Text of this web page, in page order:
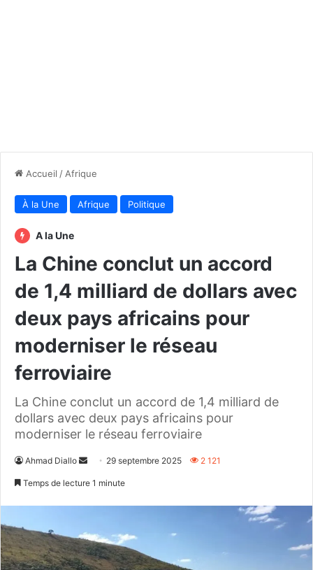
Accueil / Afrique
À la Une Afrique Politique
A la Une
La Chine conclut un accord
de 1,4 milliard de dollars avec
deux pays africains pour
moderniser le réseau
ferroviaire
La Chine conclut un accord de 1,4 milliard de
dollars avec deux pays africains pour
moderniser le réseau ferroviaire
Ahmad Diallo
Envoyer29 septembre 2025 2 121
Temps de lecture 1 minute